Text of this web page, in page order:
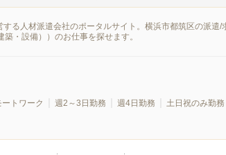
る人材派遣会社のポータルサイト。横浜市都筑区の派遣/
・設備））のお仕事を探せます。
トワーク 週2～3日勤務 週4日勤務 土日祝のみ勤務